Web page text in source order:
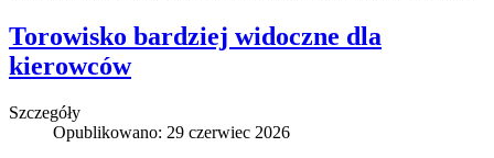
Torowisko bardziej widoczne dla
kierowców
Szczegóły
Opublikowano: 29 czerwiec 2026